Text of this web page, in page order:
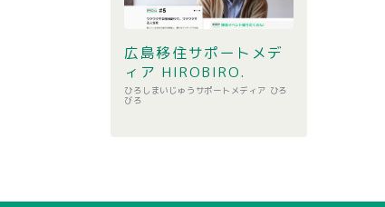
広島移住サポートメデ
ィア HIROBIRO.
ひろしまいじゅうサポートメディア ひろ
びろ